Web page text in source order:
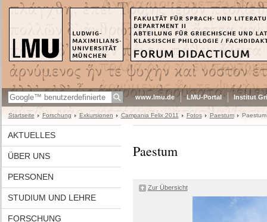
www.lmu.de LMU-Portal Institut
Startseite Forschung Exkursionen Campania Felix 2011 Fotos Paestum
AKTUELLES
ÜBER UNS
PERSONEN
STUDIUM UND LEHRE
FORSCHUNG
Paestum
Zur Übersicht